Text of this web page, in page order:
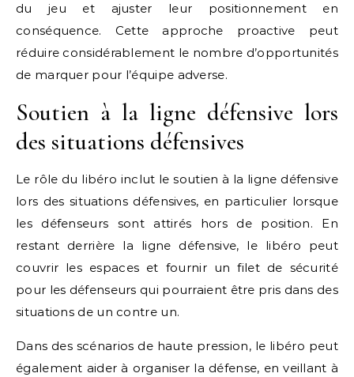
du jeu et ajuster leur positionnement en
conséquence. Cette approche proactive peut
réduire considérablement le nombre d’opportunités
de marquer pour l’équipe adverse.
Soutien à la ligne défensive lors
des situations défensives
Le rôle du libéro inclut le soutien à la ligne défensive
lors des situations défensives, en particulier lorsque
les défenseurs sont attirés hors de position. En
restant derrière la ligne défensive, le libéro peut
couvrir les espaces et fournir un filet de sécurité
pour les défenseurs qui pourraient être pris dans des
situations de un contre un.
Dans des scénarios de haute pression, le libéro peut
également aider à organiser la défense, en veillant à